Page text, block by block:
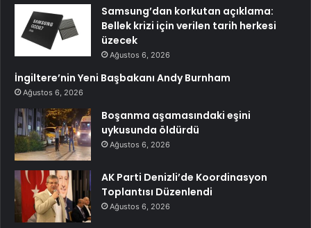
Samsung’dan korkutan açıklama:
Bellek krizi için verilen tarih herkesi
üzecek
Ağustos 6, 2026
İngiltere’nin Yeni Başbakanı Andy Burnham
Ağustos 6, 2026
Boşanma aşamasındaki eşini
uykusunda öldürdü
Ağustos 6, 2026
AK Parti Denizli’de Koordinasyon
Toplantısı Düzenlendi
Ağustos 6, 2026